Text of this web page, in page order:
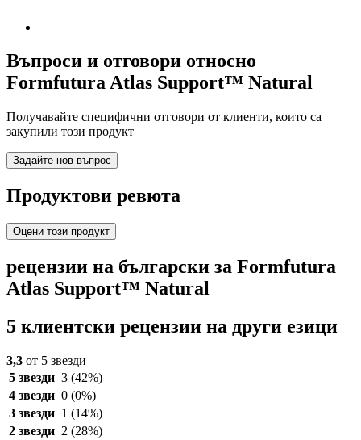
Въпроси и отговори относно
Formfutura Atlas Support™ Natural
Получавайте специфични отговори от клиенти, които са
закупили този продукт
Задайте нов въпрос
Продуктови ревюта
Оцени този продукт
рецензии на български за Formfutura
Atlas Support™ Natural
5 клиентски рецензии на други езици
3,3 от 5 звезди
5 звезди 3 (42%)
4 звезди 0 (0%)
3 звезди 1 (14%)
2 звезди 2 (28%)